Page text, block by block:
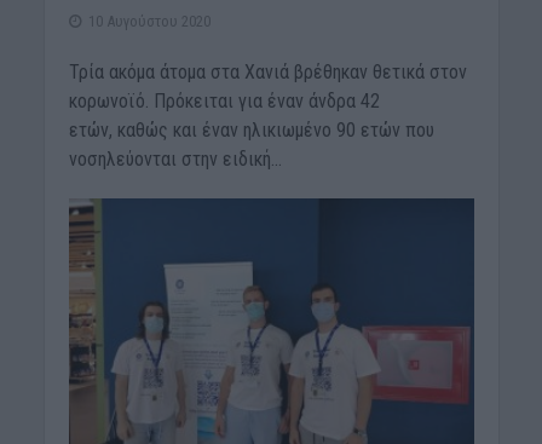
10 Αυγούστου 2020
Τρία ακόμα άτομα στα Χανιά βρέθηκαν θετικά στον
κορωνοϊό. Πρόκειται για έναν άνδρα 42
ετών, καθώς και έναν ηλικιωμένο 90 ετών που
νοσηλεύονται στην ειδική...